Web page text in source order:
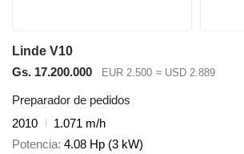
Linde V10
Gs. 17.200.000
EUR 2.500 ≈ USD 2.889
Preparador de pedidos
2010
1.071 m/h
Potencia 4.08 Hp (3 kW)